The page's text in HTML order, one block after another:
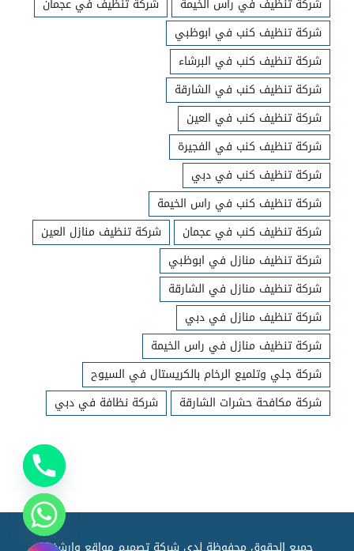
شركة تنظيف كنب في ابوظبي
شركة تنظيف كنب في البرشاء
شركة تنظيف كنب في الشارقة
شركة تنظيف كنب في العين
شركة تنظيف كنب في الفجيرة
شركة تنظيف كنب في دبي
شركة تنظيف كنب في راس الخيمة
شركة تنظيف كنب في عجمان
شركة تنظيف منازل العين
شركة تنظيف منازل في ابوظبي
شركة تنظيف منازل في الشارقة
شركة تنظيف منازل في دبي
شركة تنظيف منازل في راس الخيمة
شركة جلي وتلميع الرخام بالكريستال في السيوح
شركة مكافحة حشرات الشارقة
شركة نظافة في دبي